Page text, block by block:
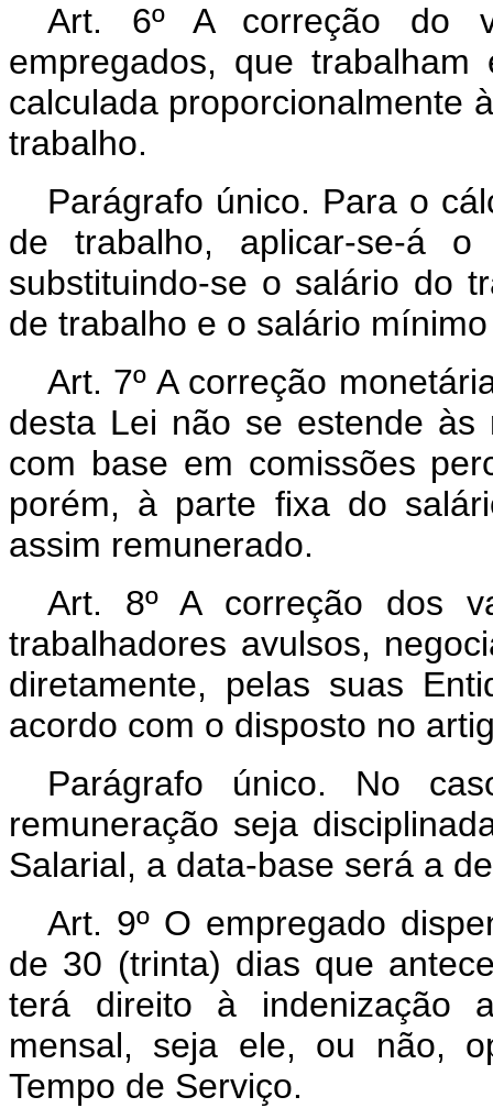
Art. 6º A correção do
empregados, que
calculada proporcionalmente
trabalho.
Parágrafo único. Para o
de trabalho, aplicar-se-á
substituindo-se o salário do
de trabalho e o salário
Art. 7º A correção
desta Lei não se estende às
com base em comissões
porém, à parte fixa do
assim remunerado.
Art. 8º A correção dos
trabalhadores avulsos,
diretamente, pelas suas
acordo com o disposto no
Parágrafo único. No
remuneração seja
Salarial, a data-base será a
Art. 9º O empregado
de 30 (trinta) dias que
terá direito à indenização
mensal, seja ele, ou não,
Tempo de Serviço.